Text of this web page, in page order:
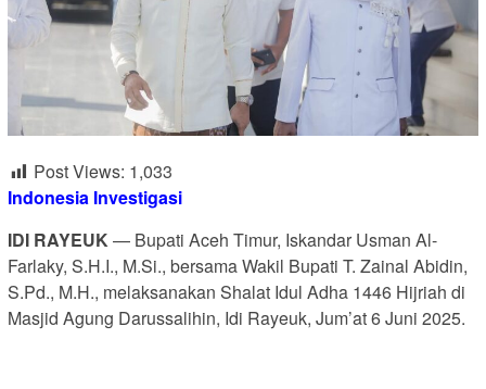
Post Views: 1,033
Indonesia Investigasi
IDI RAYEUK— Bupati Aceh Timur, Iskandar Usman Al-
Farlaky, S.H.I., M.Si., bersama Wakil Bupati T. Zainal Abidin,
S.Pd., M.H., melaksanakan Shalat Idul Adha 1446 Hijriah di
Masjid Agung Darussalihin, Idi Rayeuk, Jum’at 6 Juni 2025.